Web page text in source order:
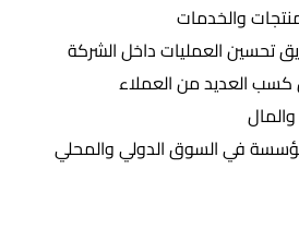
والخدمات
تحسين العمليات داخل الشركة
كسب العديد من العملاء
في السوق الدولي والمحلي